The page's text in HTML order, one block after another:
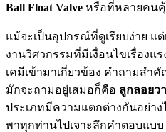
Ball Float Valve หรือที่หลายคนคุ้
แม้จะเป็นอุปกรณ์ที่ดูเรียบง่าย แ
งานวิศวกรรมที่มีเงื่อนไขเรื่อง
เคมีเข้ามาเกี่ยวข้อง คำถามสำ
มักจะถามอยู่เสมอก็คือ ลูกลอยว
ประเภทมีความแตกต่างกันอย่าง
พาทุกท่านไปเจาะลึกคำตอบแบบ